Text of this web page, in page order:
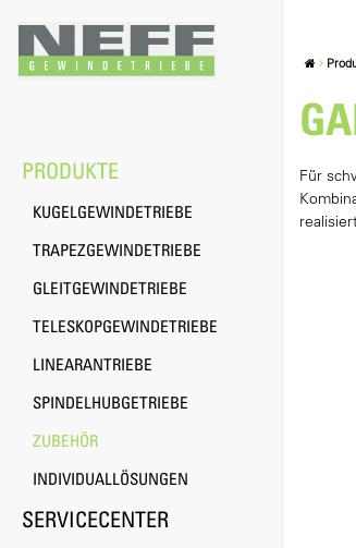
PRODUKTE
KUGELGEWINDETRIEBE
TRAPEZGEWINDETRIEBE
GLEITGEWINDETRIEBE
TELESKOPGEWINDETRIEBE
LINEARANTRIEBE
SPINDELHUBGETRIEBE
ZUBEHÖR
INDIVIDUALLÖSUNGEN
SERVICECENTER
Für